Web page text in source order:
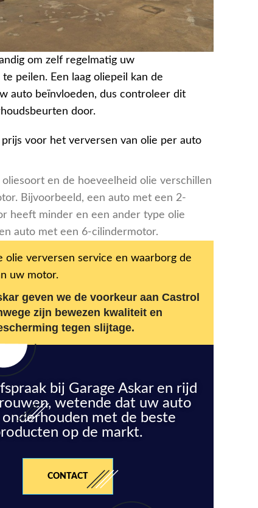
om zelf regelmatig uw
peilen. Een laag oliepeil kan de
auto beïnvloeden, dus controleer dit
door.
voor het verversen van olie per auto
en de hoeveelheid olie verschillen
Bijvoorbeeld, een auto met een 2-
heeft minder en een ander type olie
auto met een 6-cilindermotor.
olie verversen service en waarborg de
uw motor.
geven we de voorkeur aan Castrol
zijn bewezen kwaliteit en
tegen slijtage.
bij Garage Askar en rijd
wetende dat uw auto
met de beste
op de markt.
CONTACT